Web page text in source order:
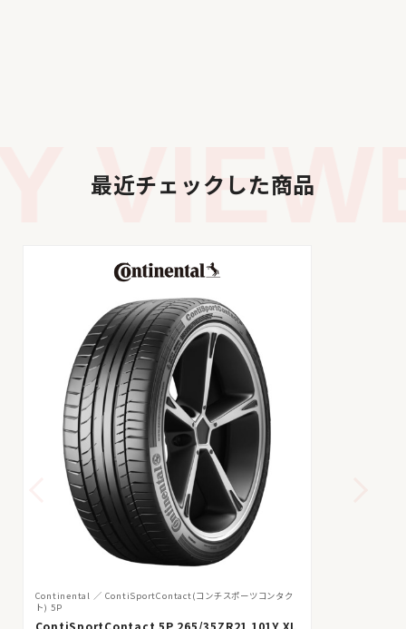
最近チェックした商品
Continental
ContiSportContact(コンチスポーツコンタク
ト) 5P